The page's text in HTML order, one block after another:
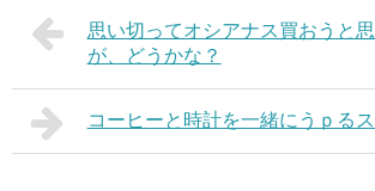
思い切ってオシアナス買おうと
が、どうかな？
コーヒーと時計を一緒にうｐる